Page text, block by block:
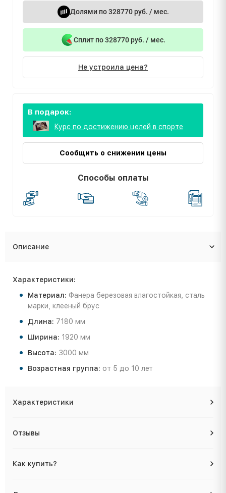
Долями по 328770 руб. / мес.
Сплит по 328770 руб. / мес.
Не устроила цена?
В подарок:
Курс по достижению целей в спорте
Сообщить о снижении цены
Способы оплаты
Описание
Характеристики:
Материал: Фанера березовая влагостойкая, сталь
марки, клееный брус
Длина: 7180 мм
Ширина: 1920 мм
Высота: 3000 мм
Возрастная группа: от 5 до 10 лет
Характеристики
Отзывы
Как купить?